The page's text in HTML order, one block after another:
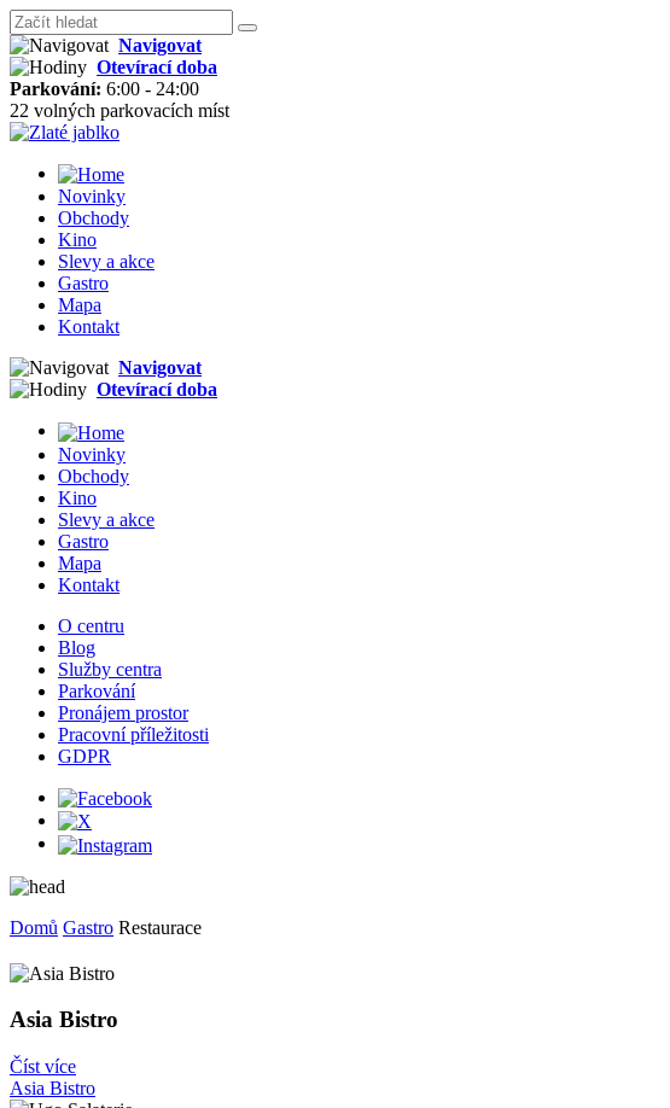
Navigovat
Otevírací doba
Parkování: 6:00 - 24:00
22 volných parkovacích míst
Novinky
Obchody
Kino
Slevy a akce
Gastro
Mapa
Kontakt
Navigovat
Otevírací doba
Novinky
Obchody
Kino
Slevy a akce
Gastro
Mapa
Kontakt
O centru
Blog
Služby centra
Parkování
Pronájem prostor
Pracovní příležitosti
GDPR
Domů Gastro Restaurace
Asia Bistro
Číst více
Asia Bistro